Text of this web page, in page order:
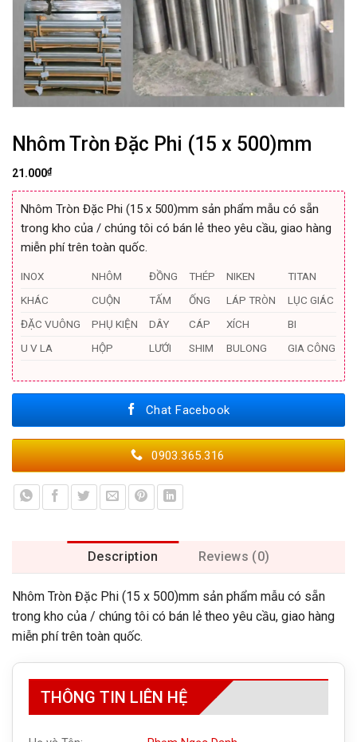
Nhôm Tròn Đặc Phi (15 x 500)mm
21.000₫
Nhôm Tròn Đặc Phi (15 x 500)mm sản phẩm mẫu có sẵn
trong kho của / chúng tôi có bán lẻ theo yêu cầu, giao hàng
miễn phí trên toàn quốc.
INOX NHÔM ĐỒNG THÉP NIKEN
TITAN
KHÁC
CUỘN TẤM ỐNG LÁP TRÒN
LỤC GIÁC
ĐẶC VUÔNG
PHỤ KIỆN DÂY CÁP XÍCH
BI
U V LA
HỘP LƯỚI SHIM BULONG GIA CÔNG
Chat Facebook
0903.365.316
Description Reviews (0)
Nhôm Tròn Đặc Phi (15 x 500)mm sản phẩm mẫu có sẵn
trong kho của / chúng tôi có bán lẻ theo yêu cầu, giao hàng
miễn phí trên toàn quốc.
THÔNG TIN LIÊN HỆ